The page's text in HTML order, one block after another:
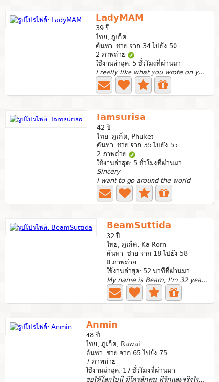
LadyMAM
39 ปี
ไทย, ภูเก็ต
ค้นหา ชาย จาก 34 ไปยัง 50
2 ภาพถ่าย
ใช้งานล่าสุด: 5 ชั่วโมงที่ผ่านมา
I really like what you wrote on your profile it can make...
Iamsurisa
42 ปี
ไทย, ภูเก็ต, Phuket
ค้นหา ชาย จาก 35 ไปยัง 55
2 ภาพถ่าย
ใช้งานล่าสุด: 5 ชั่วโมงที่ผ่านมา
Sincery
I want to go around the world
BeamSuttida
32 ปี
ไทย, ภูเก็ต, Ka Rorn
ค้นหา ชาย จาก 18 ไปยัง 58
8 ภาพถ่าย
ใช้งานล่าสุด: 52 นาทีที่ผ่านมา
My name is Beam, I'm 32 years old. I'm a single mother...
Anmin
48 ปี
ไทย, ภูเก็ต, Rawai
ค้นหา ชาย จาก 65 ไปยัง 75
7 ภาพถ่าย
ใช้งานล่าสุด: 17 ชั่วโมงที่ผ่านมา
ขอให้โลกใบนี้ มีใครสักคน ที่รักและจริงใจกับฉัน...